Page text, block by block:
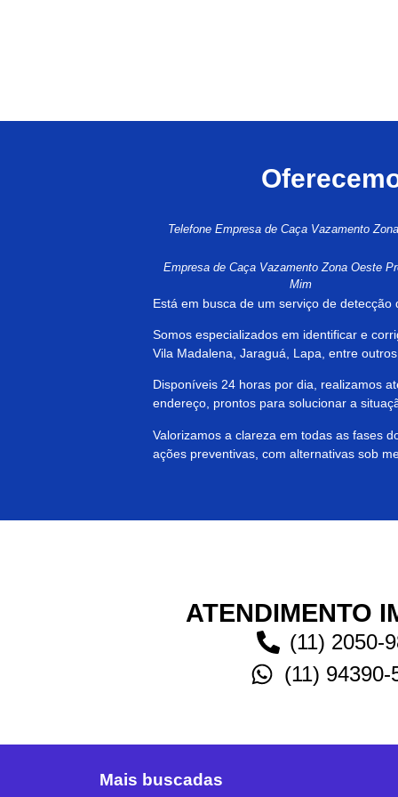
Telefone Empresa de Caça Vazamento
Empresa de Caça Vazamento Zona Oeste
Mim
Está em busca de um serviço de detecção
Somos especializados em identificar e
Vila Madalena, Jaraguá, Lapa, entre
Disponíveis 24 horas por dia, realizamos
endereço, prontos para solucionar a
Valorizamos a clareza em todas as fases
ações preventivas, com alternativas sob
ATENDIMENTO
(11) 2050-
(11) 94390-
Mais buscadas